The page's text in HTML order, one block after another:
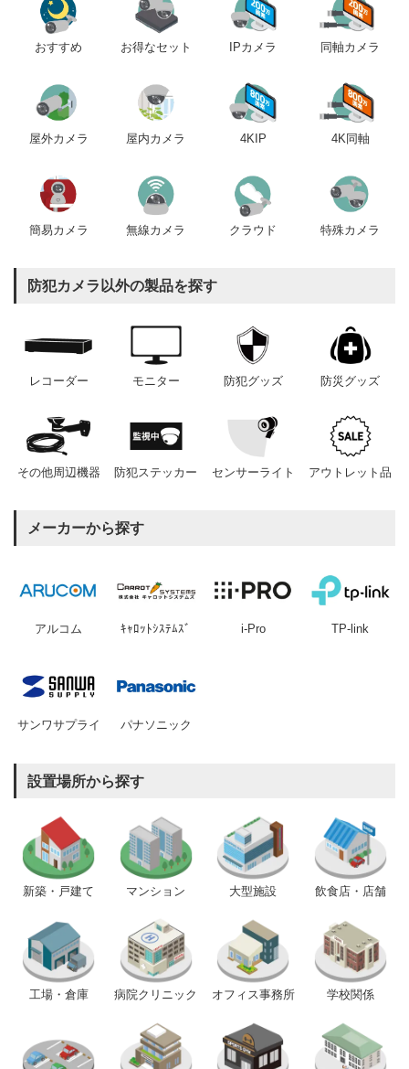
おすすめ お得なセット IPカメラ 同軸カメラ
屋外カメラ 屋内カメラ 4KIP 4K同軸
簡易カメラ 無線カメラ クラウド 特殊カメラ
防犯カメラ以外の製品を探す
レコーダー モニター 防犯グッズ 防災グッズ
その他周辺機器 防犯ステッカー センサーライト アウトレット品
メーカーから探す
アルコム ｷｬﾛｯﾄｼｽﾃﾑｽﾞ i-Pro TP-link
サンワサプライ パナソニック
設置場所から探す
新築・戸建て マンション 大型施設 飲食店・店舗
工場・倉庫 病院クリニック オフィス事務所 学校関係